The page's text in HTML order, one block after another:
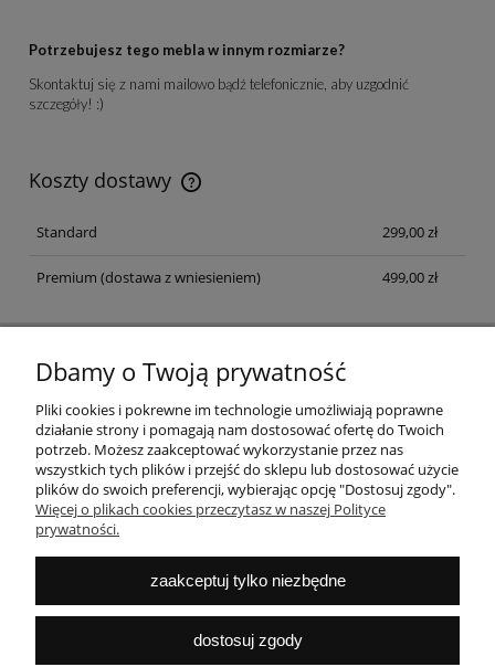
Potrzebujesz tego mebla w innym rozmiarze?
Skontaktuj się z nami mailowo bądź telefonicznie, aby uzgodnić
szczegóły! :)
Koszty dostawy
Koszt dostawy dotyczy przesyłek na terenie Polski
Standard
299,00 zł
Premium (dostawa z wniesieniem) 499,00 zł
NEWSLETTER
designu
ZAPISZ SIĘ
POMOC
MOJE KONTO
Dbamy o Twoją prywatność
Pliki cookies i pokrewne im technologie umożliwiają poprawne
działanie strony i pomagają nam dostosować ofertę do Twoich
potrzeb. Możesz zaakceptować wykorzystanie przez nas
wszystkich tych plików i przejść do sklepu lub dostosować użycie
plików do swoich preferencji, wybierając opcję "Dostosuj zgody".
Więcej o plikach cookies przeczytasz w naszej Polityce
prywatności.
zaakceptuj tylko niezbędne
dostosuj zgody